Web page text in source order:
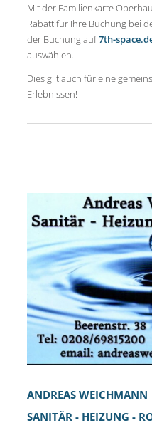
Mit der Familienkarte
Rabatt für Ihre Buchung bei
der Buchung auf7th-
auswählen.
Dies gilt auch für eine
Erlebnissen!
ANDREAS WEICHMANN
SANITÄR - HEIZUNG -